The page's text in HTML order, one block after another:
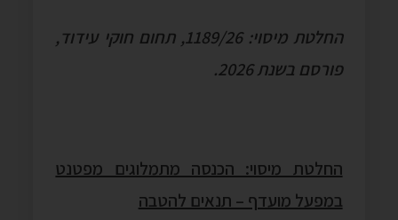
החלטת מיסוי: 1189/26, תחום חוקי עידוד,
פורסם בשנת 2026.
החלטת מיסוי: הכנסה מתמלוגים מפטנט
במפעל מועדף – תנאים להטבה